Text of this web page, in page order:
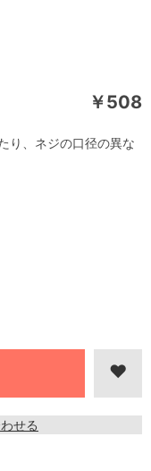
￥508
せる
り、ネジの口径の異な